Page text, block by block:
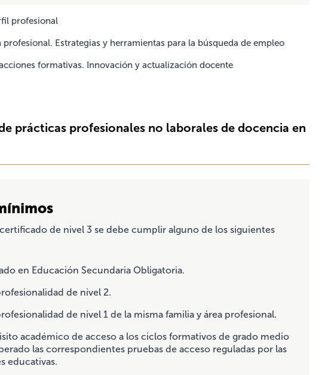
profesional
Estrategias y herramientas para la búsqueda de empleo
formativas. Innovación y actualización docente
prácticas profesionales no laborales de docencia en
de nivel 3 se debe cumplir alguno de los siguientes
en Educación Secundaria Obligatoria.
de nivel 2.
de nivel 1 de la misma familia y área profesional.
académico de acceso a los ciclos formativos de grado medio
las correspondientes pruebas de acceso reguladas por las
educativas.